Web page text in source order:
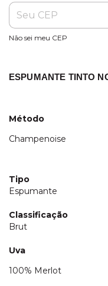
Não sei meu CEP
ESPUMANTE TINTO
Método
Champenoise
Tipo
Espumante
Classificação
Brut
Uva
100% Merlot